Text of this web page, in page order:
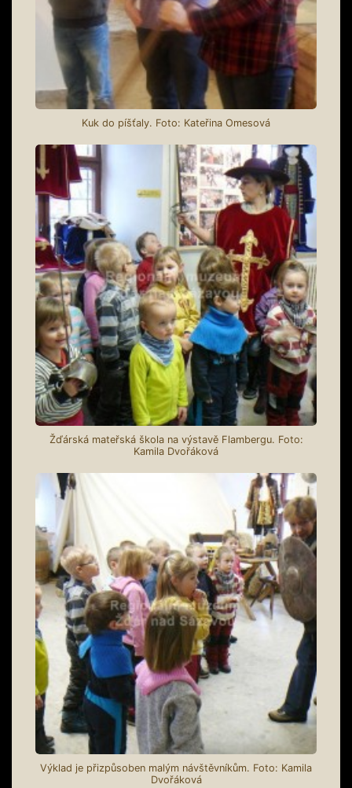
Kuk do píšťaly. Foto: Kateřina Omesová
Žďárská mateřská škola na výstavě Flambergu. Foto:
Kamila Dvořáková
Výklad je přizpůsoben malým návštěvníkům. Foto: Kamila
Dvořáková